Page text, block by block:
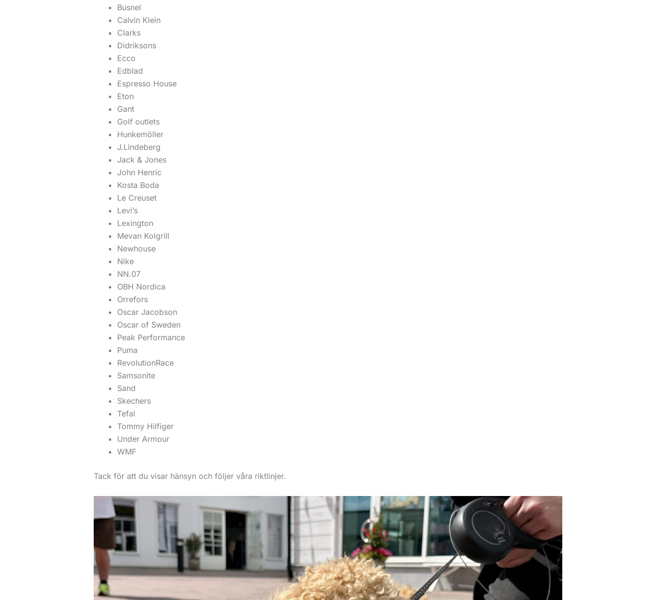
Busnel
Calvin Klein
Clarks
Didriksons
Ecco
Edblad
Espresso House
Eton
Gant
Golf outlets
Hunkemöller
J.Lindeberg
Jack & Jones
John Henric
Kosta Boda
Le Creuset
Levi’s
Lexington
Mevan Kolgrill
Newhouse
Nike
NN.07
OBH Nordica
Orrefors
Oscar Jacobson
Oscar of Sweden
Peak Performance
Puma
RevolutionRace
Samsonite
Sand
Skechers
Tefal
Tommy Hilfiger
Under Armour
WMF
Tack för att du visar hänsyn och följer våra riktlinjer.